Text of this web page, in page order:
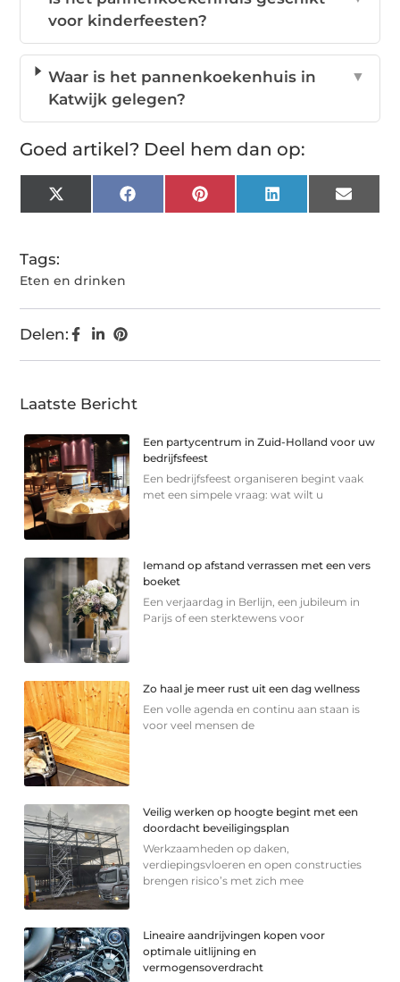
voor kinderfeesten?
Waar is het pannenkoekenhuis in
Katwijk gelegen?
▼
Goed artikel? Deel hem dan op:
X
(Twitter)
FacebookPinterest LinkedIn Email
Tags:
Eten en drinken
Delen:
Laatste Bericht
Een partycentrum in Zuid-Holland voor uw
bedrijfsfeest
Een bedrijfsfeest organiseren begint vaak
met een simpele vraag: wat wilt u
Iemand op afstand verrassen met een vers
boeket
Een verjaardag in Berlijn, een jubileum in
Parijs of een sterkte­wens voor
Zo haal je meer rust uit een dag wellness
Een volle agenda en continu aan staan is
voor veel mensen de
Veilig werken op hoogte begint met een
doordacht beveiligingsplan
Werkzaamheden op daken,
verdiepingsvloeren en open constructies
brengen risico’s met zich mee
Lineaire aandrijvingen kopen voor
optimale uitlijning en
vermogensoverdracht